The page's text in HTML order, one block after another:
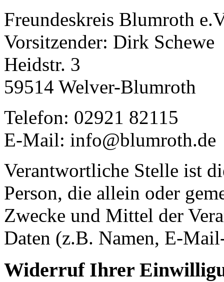
Freundeskreis Blumroth
Vorsitzender: Dirk Schewe
Heidstr. 3
59514 Welver-Blumroth
Telefon: 02921 82115
E-Mail: info@blumroth.de
Verantwortliche Stelle ist
Person, die allein oder
Zwecke und Mittel der
Daten (z.B. Namen, E-
Widerruf Ihrer